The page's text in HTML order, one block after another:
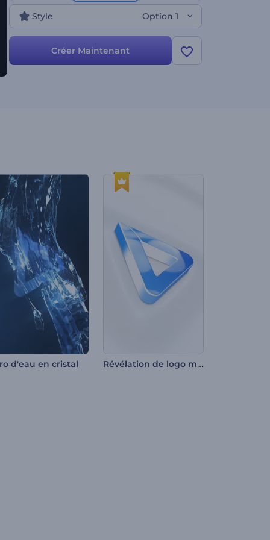
à leur marque. Créez dès maintenant et donnez à
vos vidéos un début mémorable !
Style Option 1
Créer Maintenant
d'eau en cristal Révélation de logo minimaliste